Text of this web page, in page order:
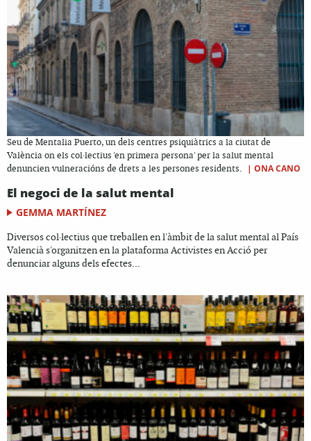
Seu de Mentalia Puerto, un dels centres psiquiàtrics a la ciutat de
València on els col·lectius 'en primera persona' per la salut mental
denuncien vulneracións de drets a les persones residents.
| ONA CANO
El negoci de la salut mental
GEMMA MARTÍNEZ
Diversos col·lectius que treballen en l'àmbit de la salut mental al País
Valencià s'organitzen en la plataforma Activistes en Acció per
denunciar alguns dels efectes...